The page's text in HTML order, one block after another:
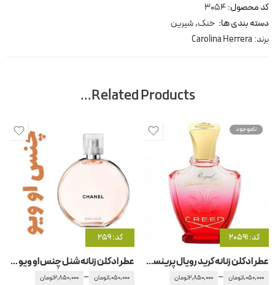
کد محصول:3054
دسته بندی ها: خنک,شیرین
برند: Carolina Herrera
Related Products…
ناموجود
کد: 20591
عطر ادکلن زنانه کرید رویال پرینسس عود
1,050,000تومان –
2,850,000تومان
کد: 259
عطر ادکلن زنانه شنل چنس او ویو شانل-شنل-چنل
1,050,000تومان –
2,850,000تومان